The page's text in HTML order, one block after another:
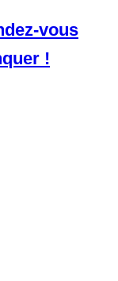
vous
!